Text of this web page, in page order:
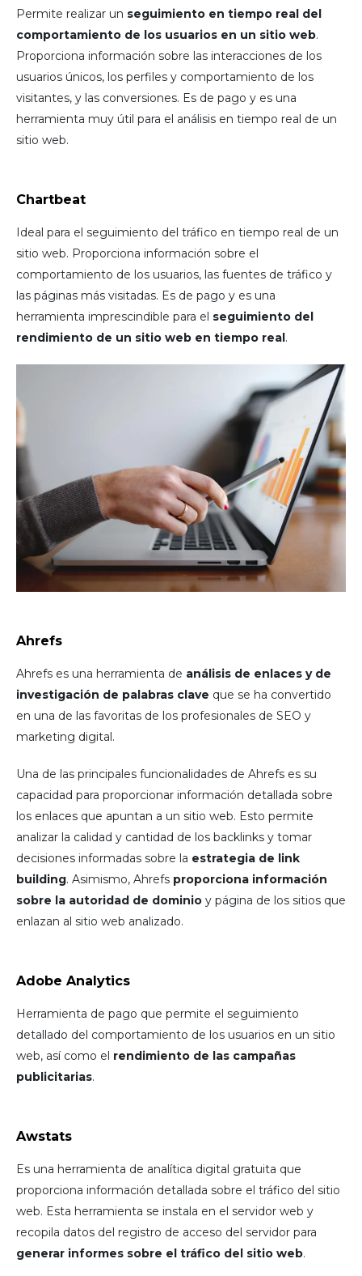
Permite realizar un seguimiento en tiempo real del
comportamiento de los usuarios en un sitio web.
Proporciona información sobre las interacciones de los
usuarios únicos, los perfiles y comportamiento de los
visitantes, y las conversiones. Es de pago y es una
herramienta muy útil para el análisis en tiempo real de un
sitio web.
Chartbeat
Ideal para el seguimiento del tráfico en tiempo real de un
sitio web. Proporciona información sobre el
comportamiento de los usuarios, las fuentes de tráfico y
las páginas más visitadas. Es de pago y es una
herramienta imprescindible para el seguimiento del
rendimiento de un sitio web en tiempo real .
Ahrefs
Ahrefs es una herramienta de análisis de enlaces y de
investigación de palabras clave que se ha convertido
en una de las favoritas de los profesionales de SEO y
marketing digital.
Una de las principales funcionalidades de Ahrefs es su
capacidad para proporcionar información detallada sobre
los enlaces que apuntan a un sitio web. Esto permite
analizar la calidad y cantidad de los backlinks y tomar
decisiones informadas sobre la estrategia de link
building. Asimismo, Ahrefs proporciona información
sobre la autoridad de dominio y página de los sitios que
enlazan al sitio web analizado.
Adobe Analytics
Herramienta de pago que permite el seguimiento
detallado del comportamiento de los usuarios en un sitio
web, así como el rendimiento de las campañas
publicitarias.
Awstats
Es una herramienta de analítica digital gratuita que
proporciona información detallada sobre el tráfico del sitio
web. Esta herramienta se instala en el servidor web y
recopila datos del registro de acceso del servidor para
generar informes sobre el tráfico del sitio web.